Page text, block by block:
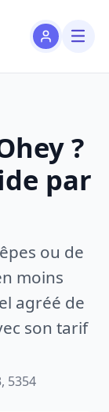
?
par
ou de
moins
agréé de
son tarif
5354